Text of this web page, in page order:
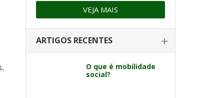
VEJA MAIS
ARTIGOS RECENTES
O que é mobilidade
social?